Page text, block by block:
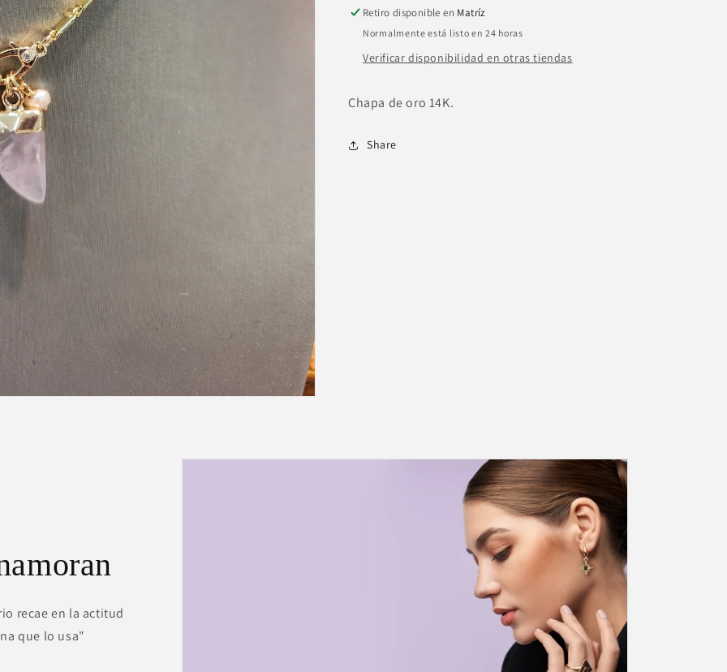
Retiro disponible en Matríz
Normalmente está listo en 24 horas
Verificar disponibilidad en otras tiendas
Chapa de oro 14K.
Share
recae en la actitud
que lo usa"